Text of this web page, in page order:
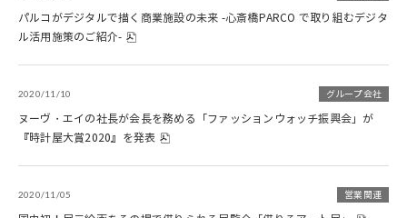
パルコがデジタルで描く商業施設の未来 -心斎橋PARCO で取り組むデジタ
ル活用施策のご紹介-
2020/11/10 グループ会社
ヌーヴ・エイの社長が会長を務める「ファッションウォッチ振興会」が
『時計屋大賞2020』を発表
2020/11/05 営業関連